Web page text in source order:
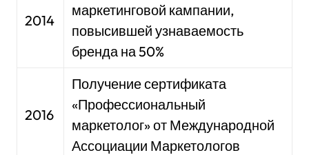
2014
маркетинговой кампании,
повысившей узнаваемость
бренда на 50%
2016
Получение сертификата
«Профессиональный
маркетолог» от Международной
Ассоциации Маркетологов